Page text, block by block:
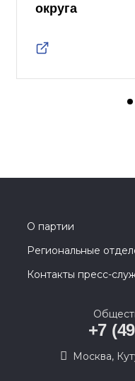
округа
О партии
Региональные
Контакты пресс-
+7
Москва,